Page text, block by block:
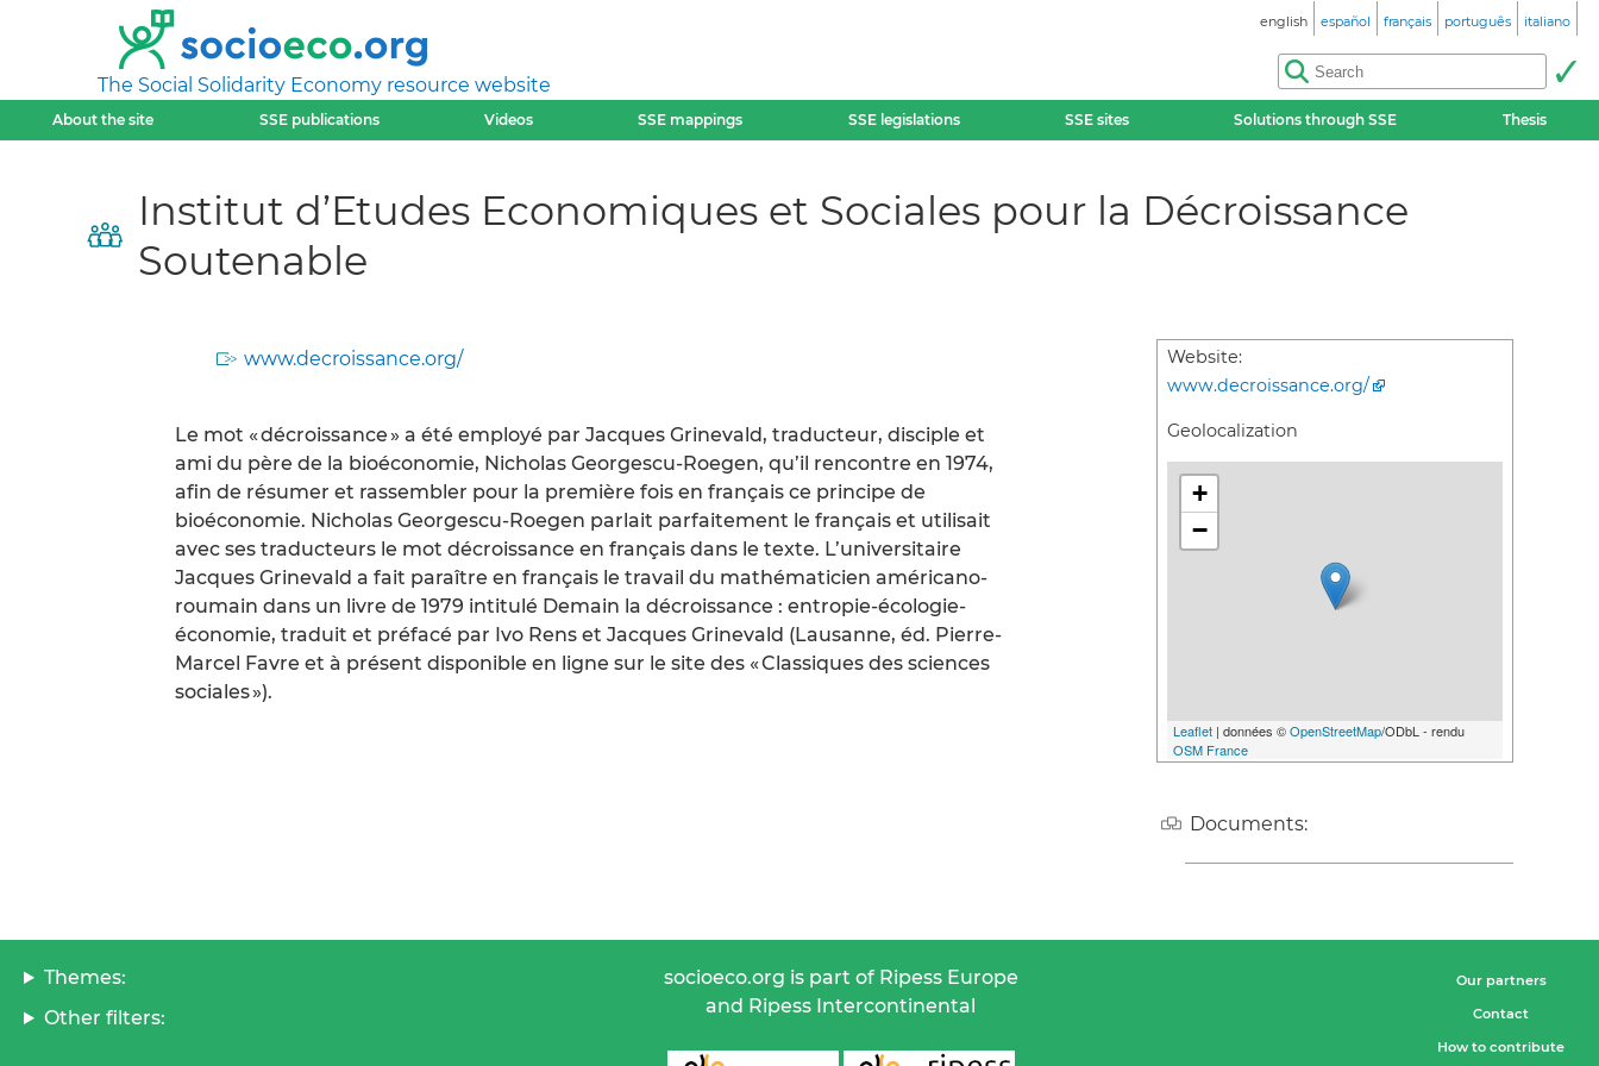
The Social Solidarity Economy resource website
english español français português italiano
About the site SSE publications Videos SSE mappings SSE legislations SSE sites Solutions through SSE Thesis
Institut d’Etudes Economiques et Sociales pour la Décroissance
Soutenable
www.decroissance.org/
Le mot « décroissance » a été employé par Jacques Grinevald, traducteur, disciple et
ami du père de la bioéconomie, Nicholas Georgescu-Roegen, qu’il rencontre en 1974,
afin de résumer et rassembler pour la première fois en français ce principe de
bioéconomie. Nicholas Georgescu-Roegen parlait parfaitement le français et utilisait
avec ses traducteurs le mot décroissance en français dans le texte. L’universitaire
Jacques Grinevald a fait paraître en français le travail du mathématicien américano-
roumain dans un livre de 1979 intitulé Demain la décroissance : entropie-écologie-
économie, traduit et préfacé par Ivo Rens et Jacques Grinevald (Lausanne, éd. Pierre-
Marcel Favre et à présent disponible en ligne sur le site des « Classiques des sciences
sociales »).
Website:
www.decroissance.org/
Geolocalization
+
−
Leaflet | données ©OpenStreetMap/ODbL - rendu
OSM France
Documents:
Themes:
Other filters:
socioeco.org is part of Ripess Europe
and Ripess Intercontinental
Our partners
Contact
How to contribute